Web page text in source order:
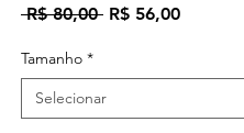
R$ 80,00 Preço
R$ 56,00Preço
Tamanho *
Selecionar